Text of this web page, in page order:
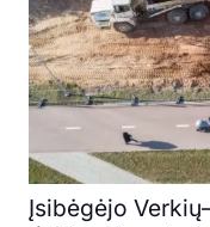
Įsibėgėjo